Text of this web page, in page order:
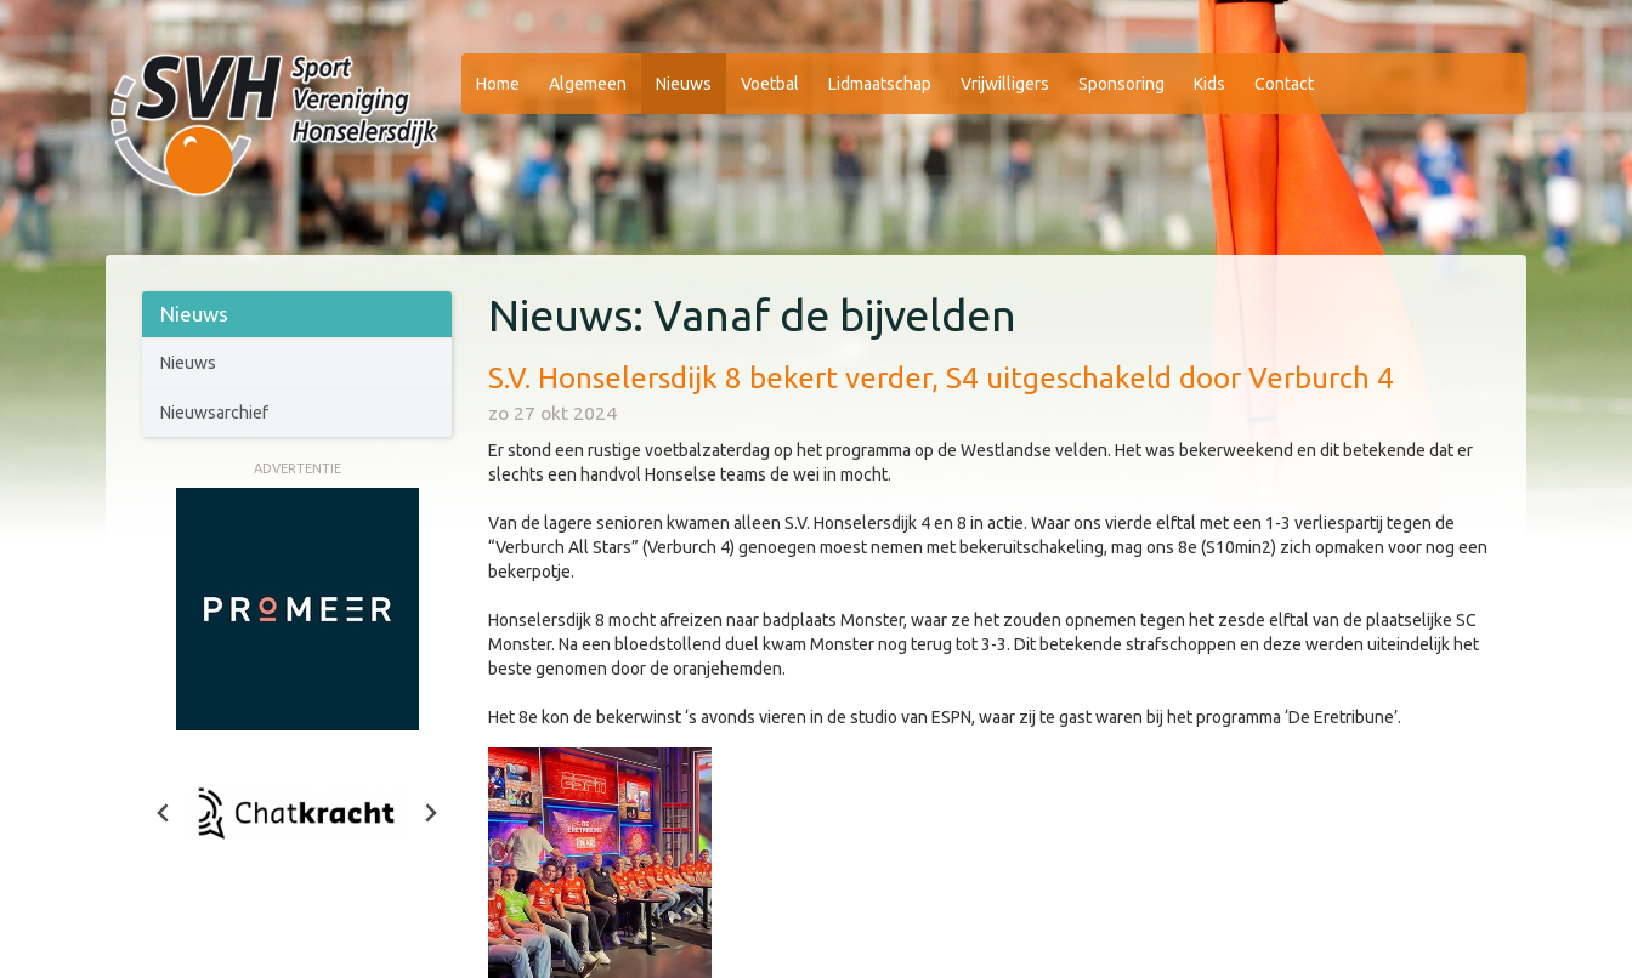
Home Algemeen Nieuws Voetbal Lidmaatschap Vrijwilligers Sponsoring Kids Contact
Nieuws
Nieuws
Nieuwsarchief
ADVERTENTIE
Nieuws: Vanaf de bijvelden
S.V. Honselersdijk 8 bekert verder, S4 uitgeschakeld door Verburch 4
zo 27 okt 2024
Er stond een rustige voetbalzaterdag op het programma op de Westlandse velden. Het was bekerweekend en dit betekende dat er
slechts een handvol Honselse teams de wei in mocht.
Van de lagere senioren kwamen alleen S.V. Honselersdijk 4 en 8 in actie. Waar ons vierde elftal met een 1-3 verliespartij tegen de
“Verburch All Stars” (Verburch 4) genoegen moest nemen met bekeruitschakeling, mag ons 8e (S10min2) zich opmaken voor nog een
bekerpotje.
Honselersdijk 8 mocht afreizen naar badplaats Monster, waar ze het zouden opnemen tegen het zesde elftal van de plaatselijke SC
Monster. Na een bloedstollend duel kwam Monster nog terug tot 3-3. Dit betekende strafschoppen en deze werden uiteindelijk het
beste genomen door de oranjehemden.
Het 8e kon de bekerwinst ‘s avonds vieren in de studio van ESPN, waar zij te gast waren bij het programma ‘De Eretribune’.